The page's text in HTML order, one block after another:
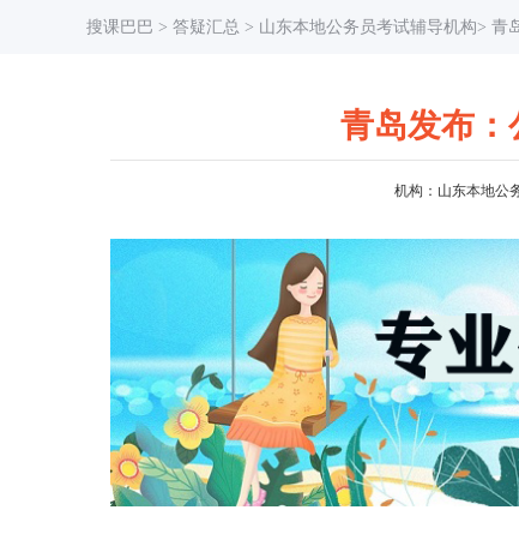
搜课巴巴 > 答疑汇总 > 山东本地公务员考试辅导机构> 青
青岛发布：
机构：山东本地公